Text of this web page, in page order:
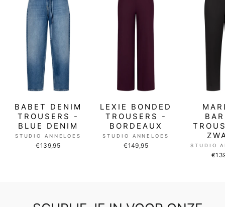
BABET DENIM
TROUSERS -
BLUE DENIM
STUDIO ANNELOES
€139,95
LEXIE BONDED
TROUSERS -
BORDEAUX
STUDIO ANNELOES
€149,95 STUDIO